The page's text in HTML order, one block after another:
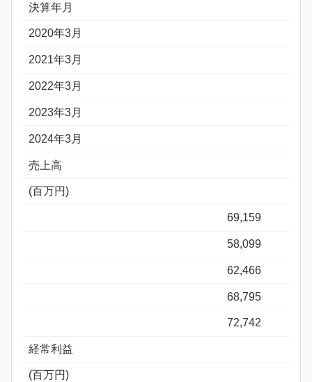
決算年月
2020年3月
2021年3月
2022年3月
2023年3月
2024年3月
売上高
(百万円)
69,159
58,099
62,466
68,795
72,742
経常利益
(百万円)